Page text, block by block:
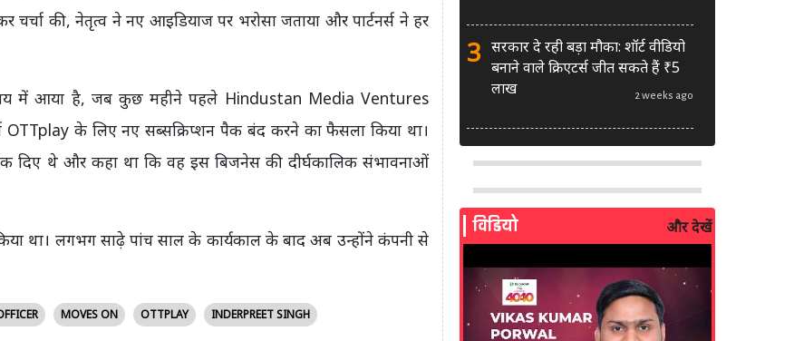
की, नेतृत्व ने नए आइडियाज पर भरोसा जताया और पार्टनर्स ने हर
में आया है, जब कुछ महीने पहले Hindustan Media Ventures
के लिए नए सब्सक्रिप्शन पैक बंद करने का फैसला किया था।
दिए थे और कहा था कि वह इस बिजनेस की दीर्घकालिक संभावनाओं
था। लगभग साढ़े पांच साल के कार्यकाल के बाद अब उन्होंने कंपनी से
MOVES ON OTTPLAY INDERPREET SINGH
3 सरकार दे रही बड़ा मौका: शॉर्ट वीडियो
बनाने वाले क्रिएटर्स जीत सकते हैं ₹5
लाख
2 weeks ago
4 सोशल मीडिया पर क्या करें, क्या नहीं?
BCI ने जारी किए वकीलों व लॉ छात्रों
के लिए नए नियम
5 प्रस्ताव : 'Create in India
Challenge Season 2' की शुरुआत
3 weeks ago
विडियो और देखें